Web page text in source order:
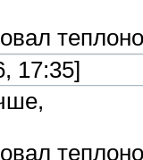
17:35]